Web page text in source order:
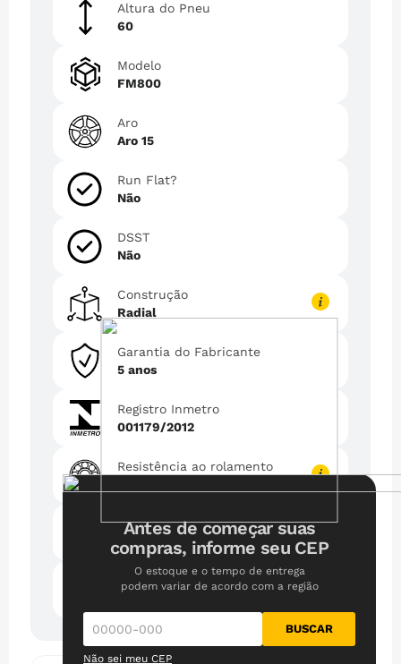
Antes de começar suas
compras, informe seu CEP
O estoque e o tempo de entrega
podem variar de acordo com a região
BUSCAR
Não sei meu CEP
Altura do Pneu
60
Modelo
FM800
Aro
Aro 15
Run Flat?
Não
DSST
Não
Construção
Radial
Garantia do Fabricante
5 anos
Registro Inmetro
001179/2012
Resistência ao rolamento
Aderência em pista molhada
C
Ruído externo